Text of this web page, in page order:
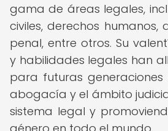
gama de áreas legales,
civiles, derechos
penal, entre otros. Su
y habilidades legales han
para futuras generaciones
abogacía y el ámbito
sistema legal y